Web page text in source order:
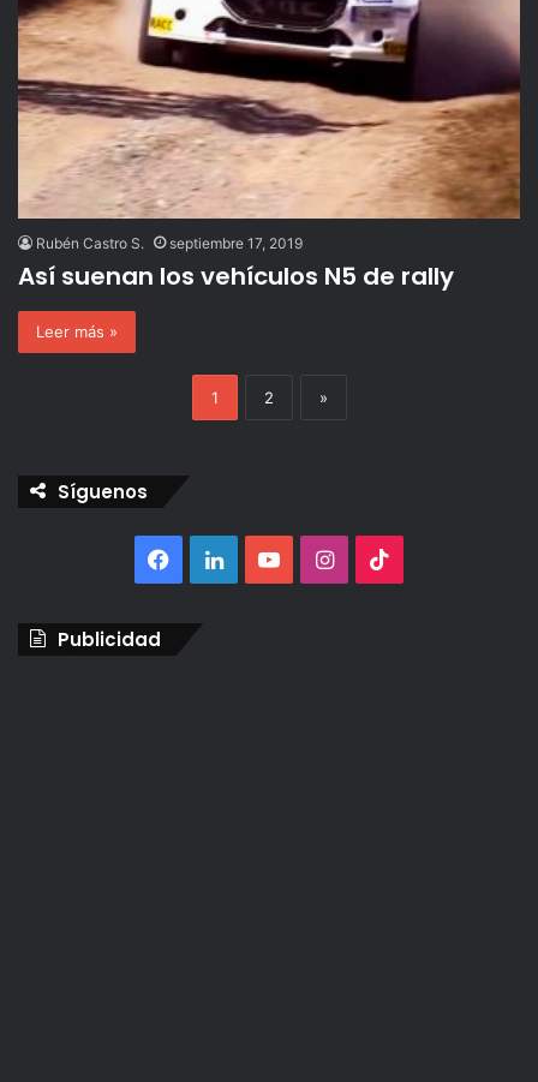
Rubén Castro S. septiembre 17, 2019
Así suenan los vehículos N5 de rally
Leer más »
1 2 »
Síguenos
Facebook
LinkedInYouTubeInstagram
Publicidad